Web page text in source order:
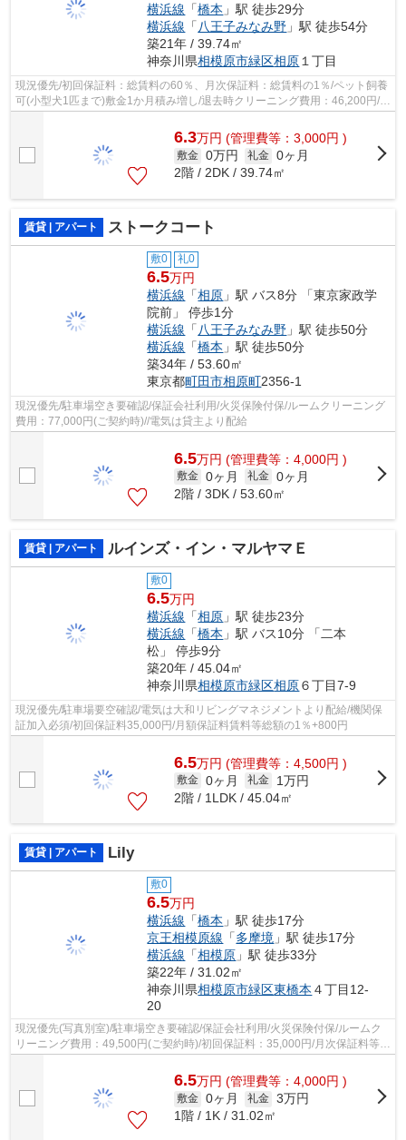
横浜線 「橋本 」駅 徒歩29分
横浜線 「八王子みなみ野 」駅 徒歩54分
築21年 / 39.74㎡
神奈川県相模原市緑区相原 １丁目
現況優先/初回保証料：総賃料の60％、月次保証料：総賃料の1％/ペット飼養
可(小型犬1匹まで)敷金1か月積み増し/退去時クリーニング費用：46,200円/鍵
交換代：22,000円/駐車場空き要確...
6.3万円 (管理費等：3,000円 )
敷金 0万円 礼金 0ヶ月
2階 / 2DK / 39.74㎡
賃貸 | アパート ストークコート
敷0 礼0
6.5万円
横浜線 「相原 」駅 バス8分 「東京家政学
院前」 停歩1分
横浜線 「八王子みなみ野 」駅 徒歩50分
横浜線 「橋本 」駅 徒歩50分
築34年 / 53.60㎡
東京都町田市相原町2356-1
現況優先/駐車場空き要確認/保証会社利用/火災保険付保/ルームクリーニング
費用：77,000円(ご契約時)//電気は貸主より配給
6.5万円 (管理費等：4,000円 )
敷金 0ヶ月 礼金 0ヶ月
2階 / 3DK / 53.60㎡
賃貸 | アパート ルインズ・イン・マルヤマＥ
敷0
6.5万円
横浜線 「相原 」駅 徒歩23分
横浜線 「橋本 」駅 バス10分 「二本
松」 停歩9分
築20年 / 45.04㎡
神奈川県相模原市緑区相原６丁目7-9
現況優先/駐車場要空確認/電気は大和リビングマネジメントより配給/機関保
証加入必須/初回保証料35,000円/月額保証料賃料等総額の1％+800円
6.5万円 (管理費等：4,500円 )
敷金 0ヶ月 礼金
1万円
2階 / 1LDK / 45.04㎡
賃貸 | アパート Lily
敷0
6.5万円
横浜線 「橋本 」駅 徒歩17分
京王相模原線 「多摩境 」駅 徒歩17分
横浜線 「相模原 」駅 徒歩33分
築22年 / 31.02㎡
神奈川県相模原市緑区東橋本 ４丁目12-
20
現況優先(写真別室)/駐車場空き要確認/保証会社利用/火災保険付保/ルームク
リーニング費用：49,500円(ご契約時)/初回保証料：35,000円/月次保証料等総
額の1％+800円
6.5万円 (管理費等：4,000円 )
敷金 0ヶ月 礼金 3万円
1階 / 1K / 31.02㎡